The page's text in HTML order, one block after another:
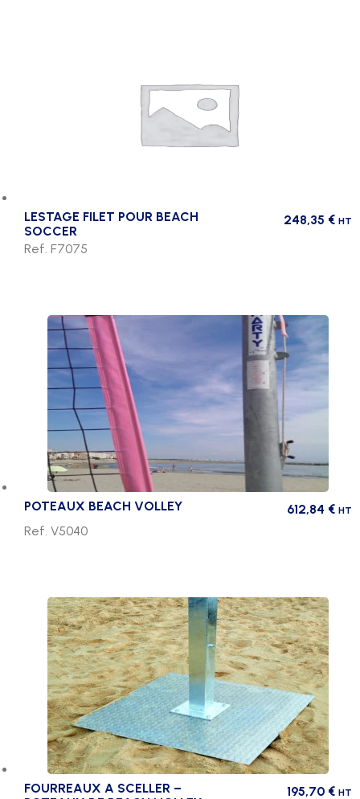
LESTAGE FILET POUR BEACH
SOCCER
248,35 € HT
Ref. F7075
POTEAUX BEACH VOLLEY 612,84 € HT
Ref. V5040
FOURREAUX A SCELLER –
195,70 € HT